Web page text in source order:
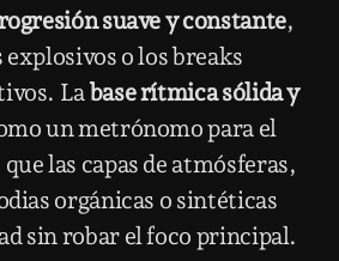
suave y constante,
o los breaks
Labase rítmica sólida y
un metrónomo para el
las capas de atmósferas,
orgánicas o sintéticas
sin robar el foco principal.